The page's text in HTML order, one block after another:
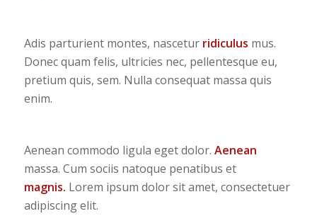
Adis parturient montes, nascetur ridiculus mus.
Donec quam felis, ultricies nec, pellentesque eu,
pretium quis, sem. Nulla consequat massa quis
enim.
Aenean commodo ligula eget dolor. Aenean
massa. Cum sociis natoque penatibus et
magnis. Lorem ipsum dolor sit amet, consectetuer
adipiscing elit.